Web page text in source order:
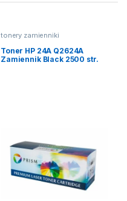
tonery zamienniki
Toner HP 24A Q2624A
Zamiennik Black 2500 str.